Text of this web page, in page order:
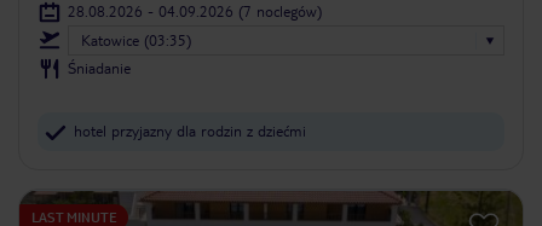
28.08.2026 - 04.09.2026 (7 noclegów)
Katowice (03:35)
Śniadanie
hotel przyjazny dla rodzin z dziećmi
LAST MINUTE